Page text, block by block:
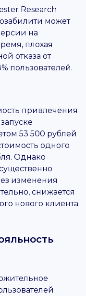
Research
может
на
плохая
отказа от
пользователей.
привлечения
53 500 рублей
одного
Однако
изменения
снижается
нового клиента.